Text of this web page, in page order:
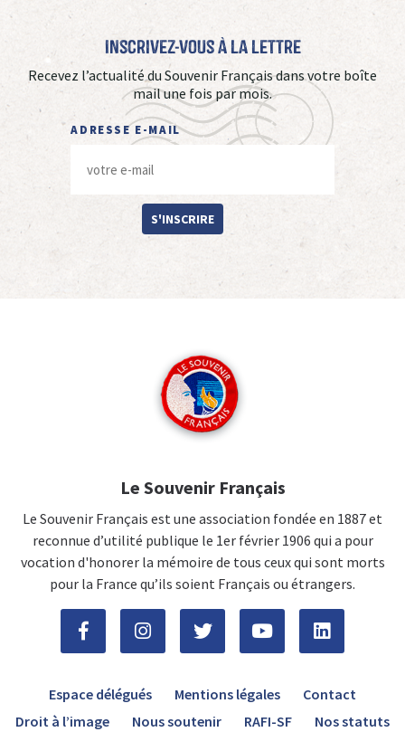
Inscrivez-vous à La Lettre
Recevez l’actualité du Souvenir Français dans votre boîte
mail une fois par mois.
ADRESSE E-MAIL
S'INSCRIRE
Le Souvenir Français
Le Souvenir Français est une association fondée en 1887 et
reconnue d’utilité publique le 1er février 1906 qui a pour
vocation d'honorer la mémoire de tous ceux qui sont morts
pour la France qu’ils soient Français ou étrangers.
Espace délégués Mentions légales
Contact
Droit à l’image
Nous soutenir RAFI-SF Nos statuts